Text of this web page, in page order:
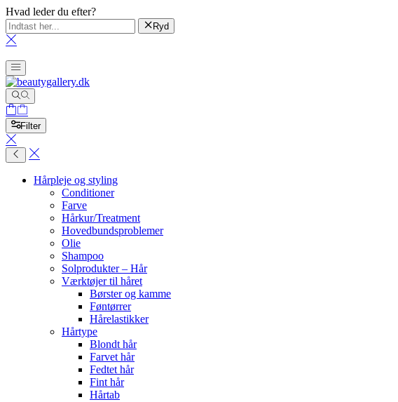
Hvad leder du efter?
Ryd
Filter
Hårpleje og styling
Conditioner
Farve
Hårkur/Treatment
Hovedbundsproblemer
Olie
Shampoo
Solprodukter – Hår
Værktøjer til håret
Børster og kamme
Føntørrer
Hårelastikker
Hårtype
Blondt hår
Farvet hår
Fedtet hår
Fint hår
Hårtab